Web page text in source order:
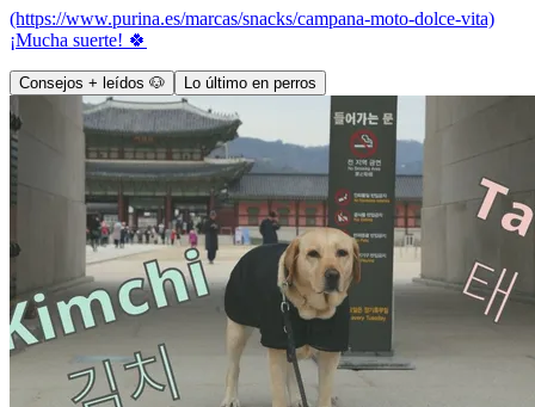
(https://www.purina.es/marcas/snacks/campana-moto-dolce-vita)
¡Mucha suerte! 🍀
Consejos + leídos 🐶 Lo último en perros